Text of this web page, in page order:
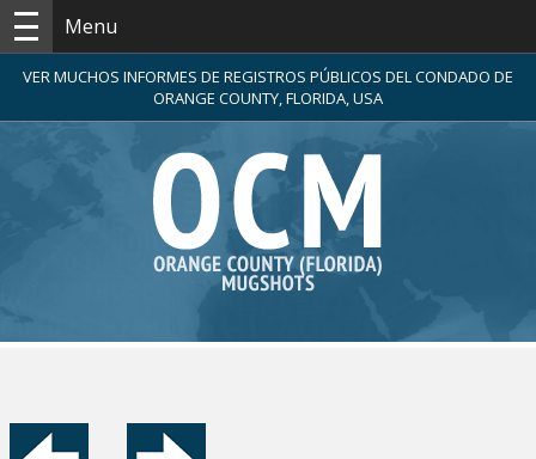
Menu
VER MUCHOS INFORMES DE REGISTROS PÚBLICOS DEL CONDADO DE
ORANGE COUNTY, FLORIDA, USA